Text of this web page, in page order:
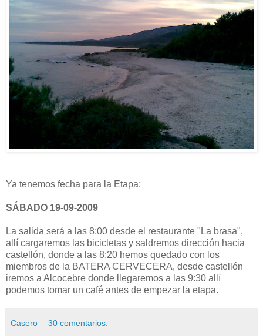
Ya tenemos fecha para la Etapa:
SÁBADO 19-09-2009
La salida será a las 8:00 desde el restaurante "La brasa",
allí cargaremos las bicicletas y saldremos dirección hacia
castellón, donde a las 8:20 hemos quedado con los
miembros de la BATERA CERVECERA, desde castellón
iremos a Alcocebre donde llegaremos a las 9:30 allí
podemos tomar un café antes de empezar la etapa.
Casero 30 comentarios: